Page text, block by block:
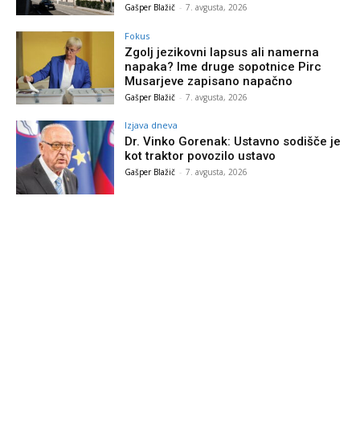
Gašper Blažič - 7. avgusta, 2026
Fokus
Zgolj jezikovni lapsus ali namerna
napaka? Ime druge sopotnice Pirc
Musarjeve zapisano napačno
Gašper Blažič - 7. avgusta, 2026
Izjava dneva
Dr. Vinko Gorenak: Ustavno sodišče je
kot traktor povozilo ustavo
Gašper Blažič - 7. avgusta, 2026